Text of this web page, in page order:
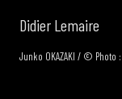
Didier Lemaire
Junko OKAZAKI / © Photo